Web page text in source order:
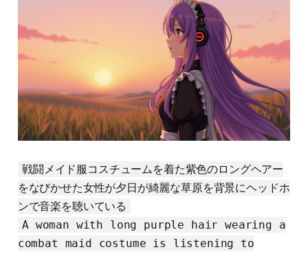
戦闘メイド服コスチュームを着た紫色のロングヘアー
をなびかせた女性が夕日が綺麗な草原を背景にヘッドホ
ンで音楽を聴いている
A woman with long purple hair wearing a
combat maid costume is listening to